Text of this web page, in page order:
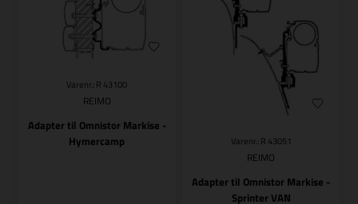
Varenr.: R 43100
REIMO
Adapter til Omnistor Markise -
Hymercamp
Varenr.: R 43051
REIMO
Adapter til Omnistor Markise -
Sprinter VAN